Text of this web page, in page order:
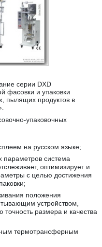
серии DXD
фасовки и упаковки
пылящих продуктов в
упаковочных
на русском языке;
параметров система
оптимизирует и
с целью достижения
положения
устройством,
размера и качества
термотрансферным